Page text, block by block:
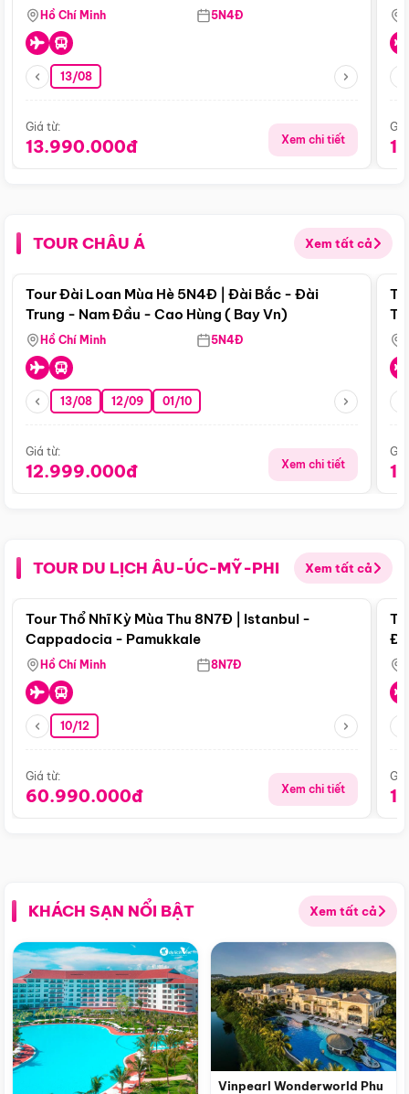
Singapore
Hồ Chí Minh 5N4Đ
13/08
Giá từ:
13.990.000đ Xem chi tiết
TOUR CHÂU Á Xem tất cả
Điểm nổi bật
Tour Đài Loan Mùa Hè 5N4Đ | Đài Bắc - Đài
Trung - Nam Đầu - Cao Hùng ( Bay Vn)
Hồ Chí Minh 5N4Đ
13/08 12/09 01/10
Giá từ:
12.999.000đ Xem chi tiết
TOUR DU LỊCH ÂU-ÚC-MỸ-PHI Xem tất cả
Điểm nổi bật
Tour Thổ Nhĩ Kỳ Mùa Thu 8N7Đ | Istanbul -
Cappadocia - Pamukkale
Hồ Chí Minh 8N7Đ
10/12
Giá từ:
60.990.000đ Xem chi tiết
KHÁCH SẠN NỔI BẬT Xem tất cả
Vinpearl Wonderworld Phu